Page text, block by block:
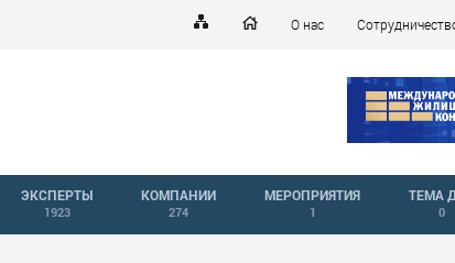
О нас
ЭКСПЕРТЫ
1923
КОМПАНИИ
274
МЕРОПРИЯТИЯ
1
ТЕМА
0